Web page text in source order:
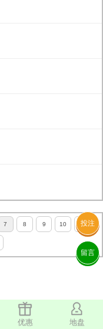
优惠 地盘
投注
留言
7 8 9 10 11